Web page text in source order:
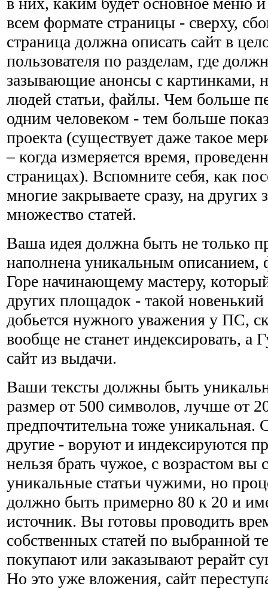
всем формате страницы - сверху,
страница должна описать сайт в
пользователя по разделам, где
зазывающие анонсы с картинками,
людей статьи, файлы. Чем больше
одним человеком - тем больше
проекта (существует даже такое
– когда измеряется время,
страницах). Вспомните себя, как
многие закрываете сразу, на других
множество статей.
Ваша идея должна быть не только
наполнена уникальным описанием,
Горе начинающему мастеру,
других площадок - такой новенький
добьется нужного уважения у ПС,
вообще не станет индексировать, а
сайт из выдачи.
Ваши тексты должны быть
размер от 500 символов, лучше от
предпочтительна тоже уникальная.
другие - воруют и индексируются
нельзя брать чужое, с возрастом вы
уникальные статьи чужими, но
должно быть примерно 80 к 20 и
источник. Вы готовы проводить
собственных статей по выбранной
покупают или заказывают рерайт
Но это уже вложения, сайт